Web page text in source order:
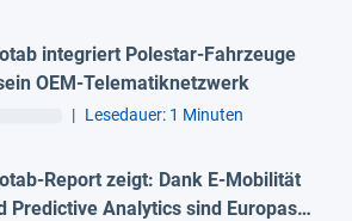
integriert Polestar-Fahrzeuge
OEM-Telematiknetzwerk
| Lesedauer: 1 Minuten
Report zeigt: Dank E-Mobilität
Predictive Analytics sind Europas